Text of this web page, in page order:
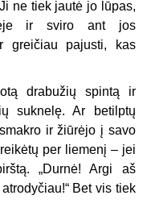
ne tiek jautė jo lūpas,
ir sviro ant jos
greičiau pajusti, kas
drabužių spintą ir
suknelę. Ar betilptų
ir žiūrėjo į savo
per liemenį – jei
„Durnė! Argi aš
Bet vis tiek